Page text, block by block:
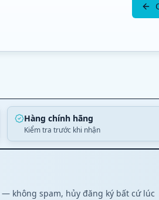
Hàng chính hãng
Kiểm tra trước khi nhận
không spam, hủy đăng ký bất cứ lúc